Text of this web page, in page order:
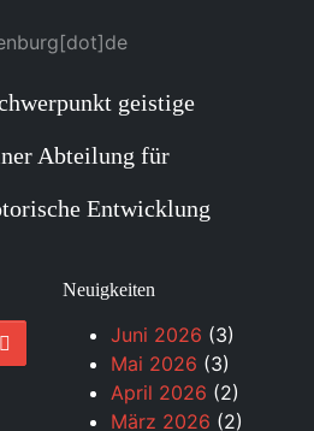
geistige
Abteilung für
Entwicklung
Neuigkeiten
Juni 2026 (3)
Mai 2026 (3)
April 2026 (2)
März 2026 (2)